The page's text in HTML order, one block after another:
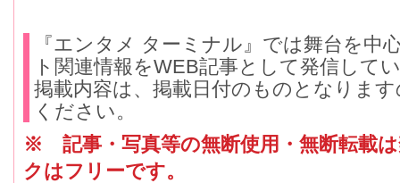
『エンタメ ターミナル』では舞台を中
ト関連情報をWEB記事として発信して
掲載内容は、掲載日付のものとなりま
ください。
※ 記事・写真等の無断使用・無断転載
クはフリーです。